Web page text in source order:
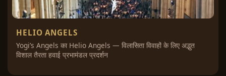
HELIO ANGELS
Yogi’s Angels का Helio Angels — विलासिता विवाहों के लिए अद्भुत
विशाल तैरता हवाई प्रभामंडल प्रदर्शन